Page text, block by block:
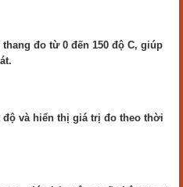
đo từ 0 đến 150 độ C, giúp
và hiển thị giá trị đo theo thời